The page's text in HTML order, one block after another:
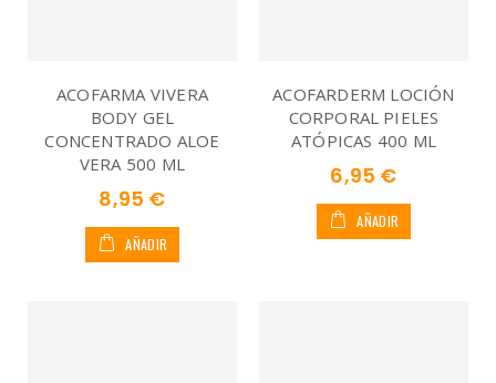
ACOFARMA VIVERA
BODY GEL
CONCENTRADO ALOE
VERA 500 ML
8,95 €
AÑADIR
ACOFARDERM LOCIÓN
CORPORAL PIELES
ATÓPICAS 400 ML
6,95 €
AÑADIR